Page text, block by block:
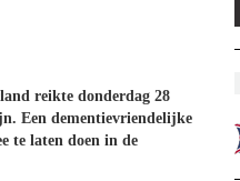
reikte donderdag 28
Een dementievriendelijke
te laten doen in de